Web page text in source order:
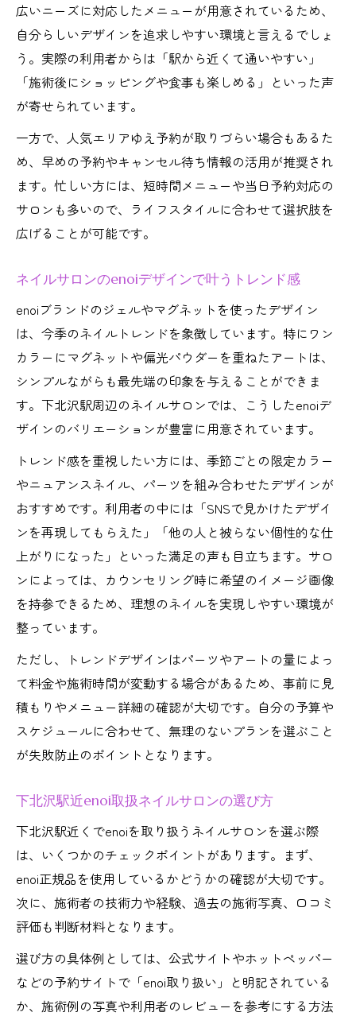
広いニーズに対応したメニューが用意されているため、
自分らしいデザインを追求しやすい環境と言えるでしょ
う。実際の利用者からは「駅から近くて通いやすい」
「施術後にショッピングや食事も楽しめる」といった声
が寄せられています。
一方で、人気エリアゆえ予約が取りづらい場合もあるた
め、早めの予約やキャンセル待ち情報の活用が推奨され
ます。忙しい方には、短時間メニューや当日予約対応の
サロンも多いので、ライフスタイルに合わせて選択肢を
広げることが可能です。
ネイルサロンのenoiデザインで叶うトレンド感
enoiブランドのジェルやマグネットを使ったデザイン
は、今季のネイルトレンドを象徴しています。特にワン
カラーにマグネットや偏光パウダーを重ねたアートは、
シンプルながらも最先端の印象を与えることができま
す。下北沢駅周辺のネイルサロンでは、こうしたenoiデ
ザインのバリエーションが豊富に用意されています。
トレンド感を重視したい方には、季節ごとの限定カラー
やニュアンスネイル、パーツを組み合わせたデザインが
おすすめです。利用者の中には「SNSで見かけたデザイ
ンを再現してもらえた」「他の人と被らない個性的な仕
上がりになった」といった満足の声も目立ちます。サロ
ンによっては、カウンセリング時に希望のイメージ画像
を持参できるため、理想のネイルを実現しやすい環境が
整っています。
ただし、トレンドデザインはパーツやアートの量によっ
て料金や施術時間が変動する場合があるため、事前に見
積もりやメニュー詳細の確認が大切です。自分の予算や
スケジュールに合わせて、無理のないプランを選ぶこと
が失敗防止のポイントとなります。
下北沢駅近enoi取扱ネイルサロンの選び方
下北沢駅近くでenoiを取り扱うネイルサロンを選ぶ際
は、いくつかのチェックポイントがあります。まず、
enoi正規品を使用しているかどうかの確認が大切です。
次に、施術者の技術力や経験、過去の施術写真、口コミ
評価も判断材料となります。
選び方の具体例としては、公式サイトやホットペッパー
などの予約サイトで「enoi取り扱い」と明記されている
か、施術例の写真や利用者のレビューを参考にする方法